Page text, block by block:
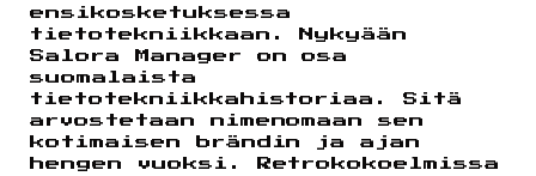
ensikosketuksessa
tietotekniikkaan. Nykyään
Salora Manager on osa
suomalaista
tietotekniikkahistoriaa. Sitä
arvostetaan nimenomaan sen
kotimaisen brändin ja ajan
hengen vuoksi. Retrokokoelmissa